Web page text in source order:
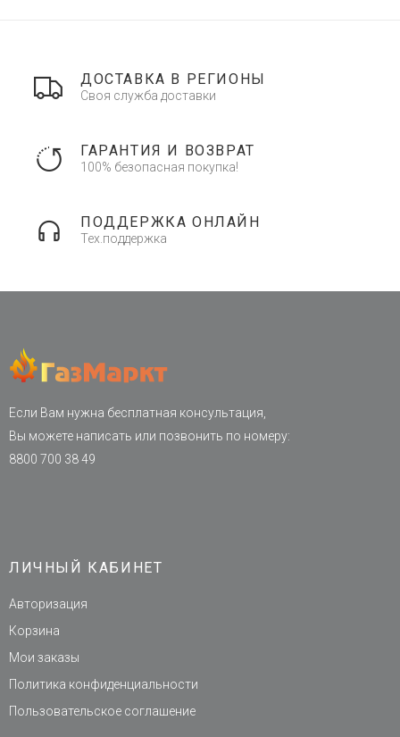
ДОСТАВКА В РЕГИОНЫ
Своя служба доставки
ГАРАНТИЯ И ВОЗВРАТ
100% безопасная покупка!
ПОДДЕРЖКА ОНЛАЙН
Тех.поддержка
Если Вам нужна бесплатная консультация,
Вы можете написать или позвонить по номеру:
8800 700 38 49
ЛИЧНЫЙ КАБИНЕТ
Авторизация
Корзина
Мои заказы
Политика конфиденциальности
Пользовательское соглашение